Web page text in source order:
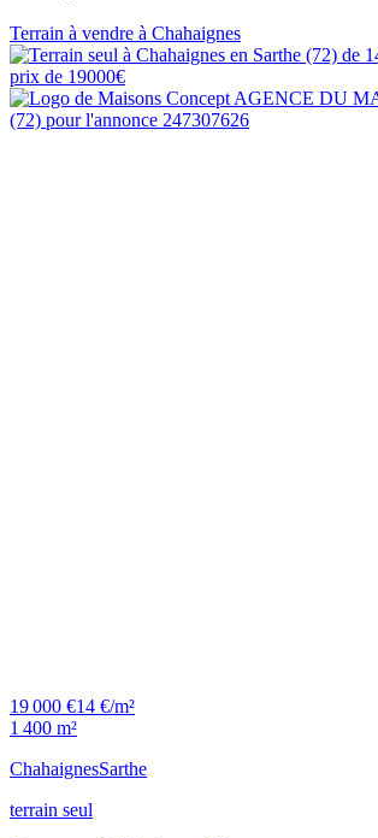
Terrain à vendre à Chahaignes
19 000 €14 €/m²
1 400 m²
ChahaignesSarthe
terrain seul